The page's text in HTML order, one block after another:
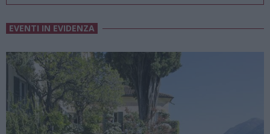
EVENTI IN EVIDENZA